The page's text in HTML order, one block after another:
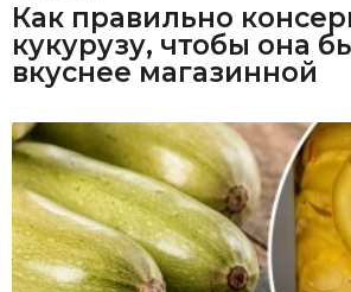
Как правильно
кукурузу, чтобы она
вкуснее магазинной